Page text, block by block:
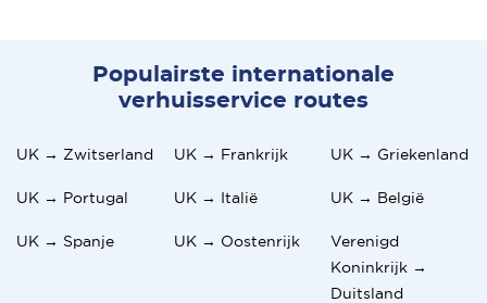
Populairste internationale
verhuisservice routes
UK → Zwitserland UK → Frankrijk UK → Griekenland
UK → Portugal UK → Italië UK → België
UK → Spanje UK → Oostenrijk
Verenigd
Koninkrijk →
Duitsland